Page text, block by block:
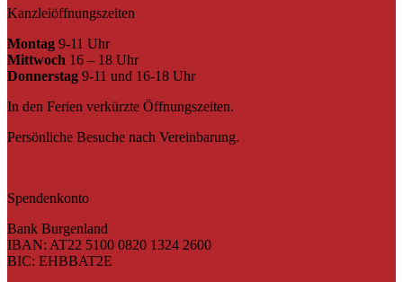
Kanzleiöffnungszeiten
Montag 9-11 Uhr
Mittwoch 16 – 18 Uhr
Donnerstag 9-11 und 16-18 Uhr
In den Ferien verkürzte Öffnungszeiten.
Persönliche Besuche nach Vereinbarung.
Spendenkonto
Bank Burgenland
IBAN: AT22 5100 0820 1324 2600
BIC: EHBBAT2E